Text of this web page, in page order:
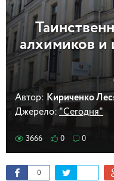
алхимиков и
Автор: Кириченко
Джерело: "Сегодня"
3666 0 0
0